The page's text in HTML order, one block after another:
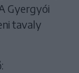
Gyergyói
tavaly